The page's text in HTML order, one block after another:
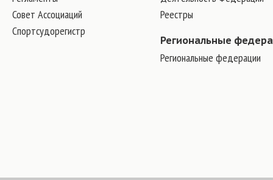
Совет Ассоциаций
Спортсудорегистр
Реестры
Региональные
Региональные федерации